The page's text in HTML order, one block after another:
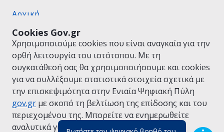
Cookies Gov.gr
Χρησιμοποιούμε cookies που είναι αναγκαία για την
ορθή λειτουργία του ιστότοπου. Με τη
συγκατάθεσή σας θα χρησιμοποιήσουμε και cookies
για να συλλέξουμε στατιστικά στοιχεία σχετικά με
την επισκεψιμότητα στην Ενιαία Ψηφιακή Πύλη
gov.gr με σκοπό τη βελτίωση της επίδοσης και του
περιεχομένου της. Μπορείτε να ενημερωθείτε
αναλυτικά για την Πολιτική Cookies.
Αρχική
Όροι Χρήσης
Πολιτική Απορρήτου
Δήλωση προσβασιμότητας
Πολιτική cookies
Προτάσεις για το gov.gr
Υλοποίηση από το Υπουργείο Ψηφιακής
Διακυβέρνησης
Ελληνικά |Αγγλικά